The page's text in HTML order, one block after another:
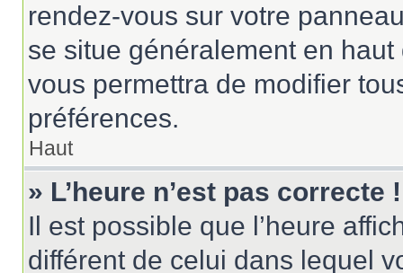
rendez-vous sur votre
se situe généralement en
vous permettra de modifier
préférences.
Haut
» L’heure n’est pas correcte !
Il est possible que l’heure
différent de celui dans lequel